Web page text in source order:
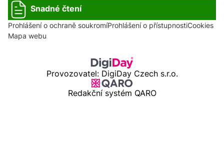
Snadné čtení
Prohlášení o ochraně soukromíProhlášení o přístupnostiCookies
Mapa webu
Provozovatel: DigiDay Czech s.r.o.
Redakční systém QARO